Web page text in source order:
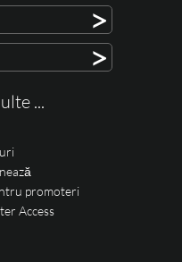
>
>
...
promoteri
Access